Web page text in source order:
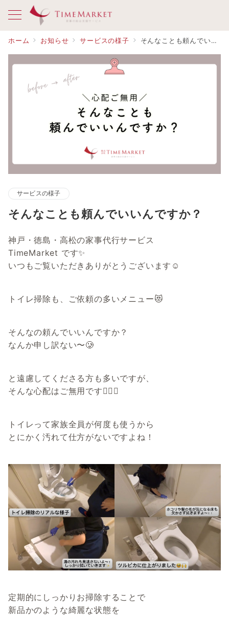
ホーム お知らせ サービスの様子 そんなことも頼んでいいんですか？
サービスの様子
そんなことも頼んでいいんですか？
神戸・徳島・高松の家事代行サービス
TimeMarket です✨
いつもご覧いただきありがとうございます☺
トイレ掃除も、ご依頼の多いメニュー😻
そんなの頼んでいいんですか？
なんか申し訳ない〜🥲
と遠慮してくださる方も多いですが、
そんな心配はご無用です💁‍♀️✨
トイレって家族全員が何度も使うから
とにかく汚れて仕方がないですよね！
定期的にしっかりお掃除することで
新品かのような綺麗な状態を